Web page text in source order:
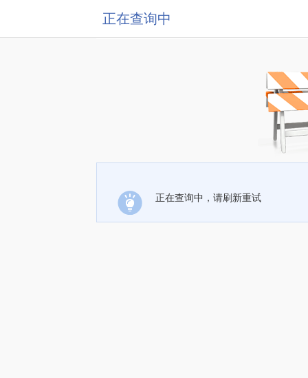
正在查询中
正在查询中，请刷新重试